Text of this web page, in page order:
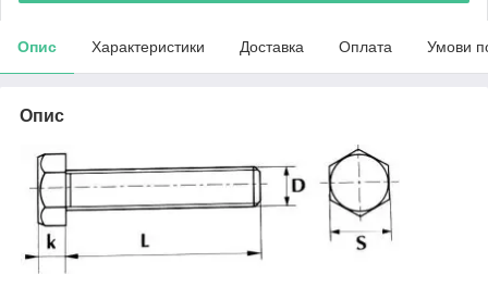
Опис Характеристики Доставка Оплата Умови
Опис